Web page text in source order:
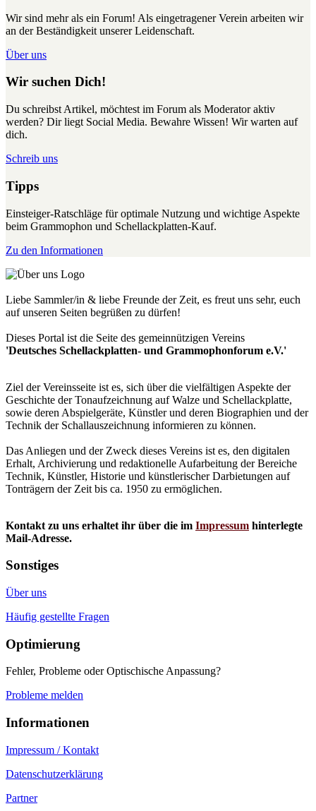
Wir sind mehr als ein Forum! Als eingetragener Verein arbeiten wir
an der Beständigkeit unserer Leidenschaft.
Über uns
Wir suchen Dich!
Du schreibst Artikel, möchtest im Forum als Moderator aktiv
werden? Dir liegt Social Media. Bewahre Wissen! Wir warten auf
dich.
Schreib uns
Tipps
Einsteiger-Ratschläge für optimale Nutzung und wichtige Aspekte
beim Grammophon und Schellackplatten-Kauf.
Zu den Informationen
Liebe Sammler/in & liebe Freunde der Zeit, es freut uns sehr, euch
auf unseren Seiten begrüßen zu dürfen!
Dieses Portal ist die Seite des gemeinnützigen Vereins
'Deutsches Schellackplatten- und Grammophonforum e.V.'
Ziel der Vereinsseite ist es, sich über die vielfältigen Aspekte der
Geschichte der Tonaufzeichnung auf Walze und Schellackplatte,
sowie deren Abspielgeräte, Künstler und deren Biographien und der
Technik der Schallauszeichnung informieren zu können.
Das Anliegen und der Zweck dieses Vereins ist es, den digitalen
Erhalt, Archivierung und redaktionelle Aufarbeitung der Bereiche
Technik, Künstler, Historie und künstlerischer Darbietungen auf
Tonträgern der Zeit bis ca. 1950 zu ermöglichen.
Kontakt zu uns erhaltet ihr über die im Impressum hinterlegte
Mail-Adresse.
Sonstiges
Über uns
Häufig gestellte Fragen
Optimierung
Fehler, Probleme oder Optischische Anpassung?
Probleme melden
Informationen
Impressum / Kontakt
Datenschutzerklärung
Partner